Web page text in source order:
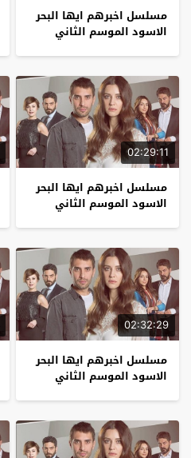
مسلسل اخبرهم ايها البحر
الاسود الموسم الثاني
02:29:11
مسلسل اخبرهم ايها البحر
الاسود الموسم الثاني
02:32:29
مسلسل اخبرهم ايها البحر
الاسود الموسم الثاني